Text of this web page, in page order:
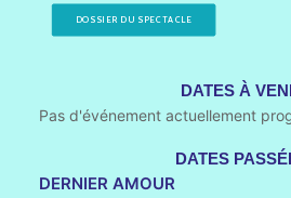
DATES À
Pas d'événement actuellement
DATES
DERNIER AMOUR
DOSSIER DU SPECTACLE